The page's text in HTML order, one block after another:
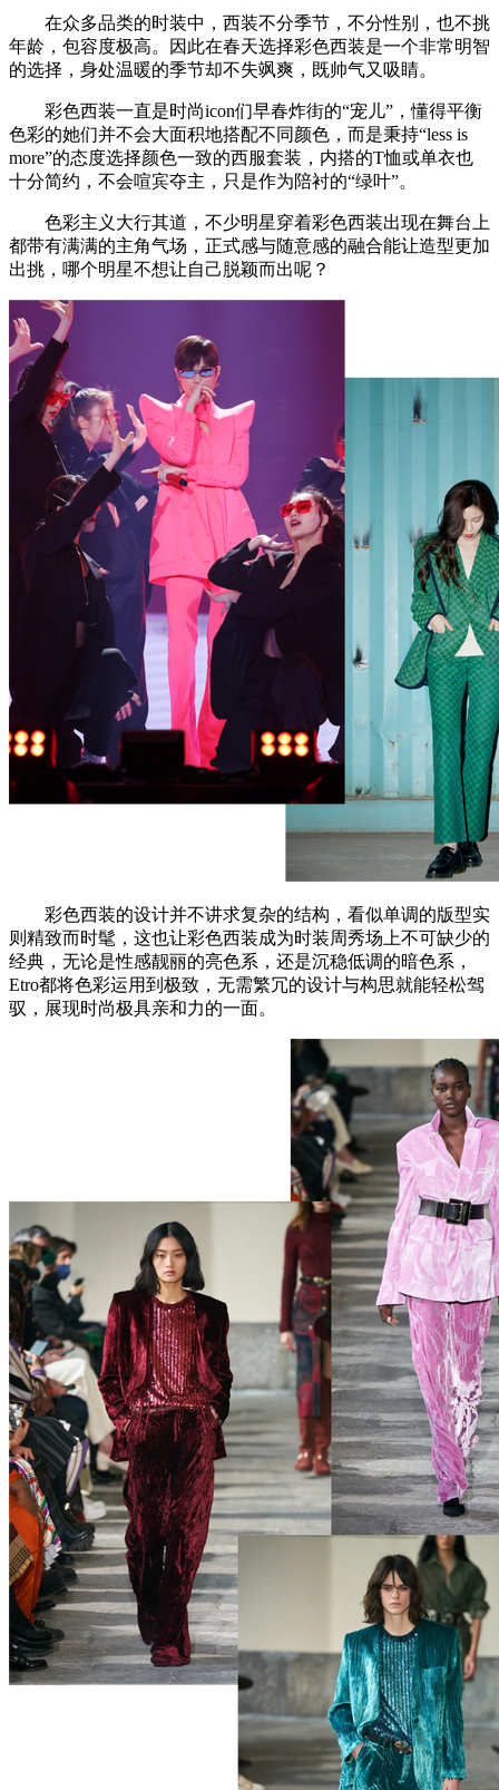
在众多品类的时装中，西装不分季节，不分性别，也不挑
年龄，包容度极高。因此在春天选择彩色西装是一个非常明智
的选择，身处温暖的季节却不失飒爽，既帅气又吸睛。
彩色西装一直是时尚icon们早春炸街的“宠儿”，懂得平衡
色彩的她们并不会大面积地搭配不同颜色，而是秉持“less is
more”的态度选择颜色一致的西服套装，内搭的T恤或单衣也
十分简约，不会喧宾夺主，只是作为陪衬的“绿叶”。
色彩主义大行其道，不少明星穿着彩色西装出现在舞台上
都带有满满的主角气场，正式感与随意感的融合能让造型更加
出挑，哪个明星不想让自己脱颖而出呢？
彩色西装的设计并不讲求复杂的结构，看似单调的版型实
则精致而时髦，这也让彩色西装成为时装周秀场上不可缺少的
经典，无论是性感靓丽的亮色系，还是沉稳低调的暗色系，
Etro都将色彩运用到极致，无需繁冗的设计与构思就能轻松驾
驭，展现时尚极具亲和力的一面。